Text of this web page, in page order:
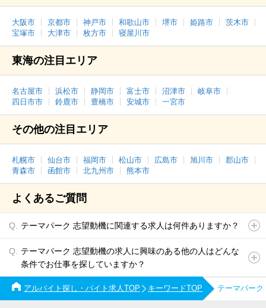
大阪市 京都市 神戸市 和歌山市 堺市 姫路市
茨木市
宝塚市
大津市 枚方市 寝屋川市
東海の注目エリア
名古屋市 浜松市 静岡市 富士市 沼津市
岐阜市
四日市市
鈴鹿市 豊橋市 安城市 一宮市
その他の注目エリア
札幌市 仙台市 福岡市 松山市 広島市 旭川市
郡山市
青森市
函館市 北九州市 熊本市
よくあるご質問
テーマパーク 志望動機に関連する求人は何件ありますか？
テーマパーク 志望動機の求人に興味のある他の人はどんな
条件でお仕事を探していますか？
アルバイト探し・バイト求人TOP キーワードTOP テーマパー